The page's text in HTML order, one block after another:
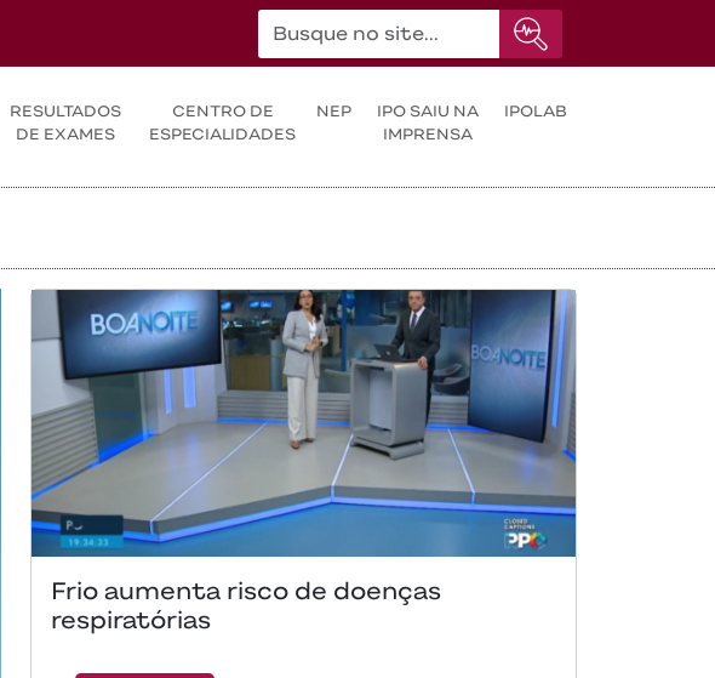
RESULTADOS
DE EXAMES
CENTRO DE
ESPECIALIDADES
NEP
IPO SAIU NA
IMPRENSA
IPOLAB
Frio aumenta risco de doenças
respiratórias